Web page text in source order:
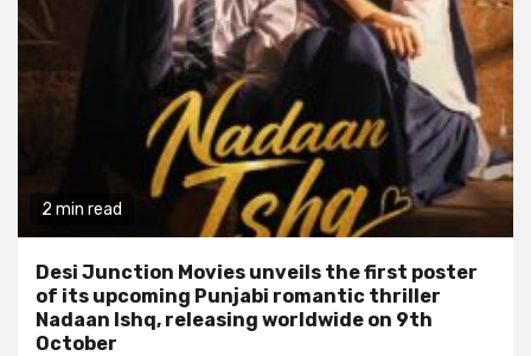
2 min read
Desi Junction Movies unveils the first poster
of its upcoming Punjabi romantic thriller
Nadaan Ishq, releasing worldwide on 9th
October